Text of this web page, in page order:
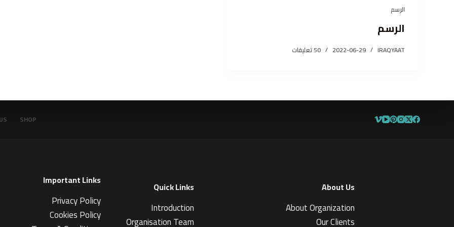
الرسم
الرسم
IRAQYAAT
2022-06-29 50 تعليقات
SHOP
About Us
About Organization
Our Clients
Quick Links
Introduction
Organisation Team
Important Links
Privacy Policy
Cookies Policy